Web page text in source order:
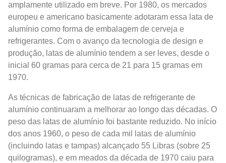
amplamente utilizado em breve. Por 1980, os mercados
europeu e americano basicamente adotaram essa lata de
alumínio como forma de embalagem de cerveja e
refrigerantes. Com o avanço da tecnologia de design e
produção, latas de alumínio tendem a ser leves, desde o
inicial 60 gramas para cerca de 21 para 15 gramas em
1970.
As técnicas de fabricação de latas de refrigerante de
alumínio continuaram a melhorar ao longo das décadas. O
peso das latas de alumínio foi bastante reduzido. No início
dos anos 1960, o peso de cada mil latas de alumínio
(incluindo latas e tampas) alcançado 55 Libras (sobre 25
quilogramas), e em meados da década de 1970 caiu para